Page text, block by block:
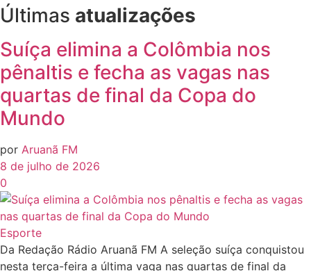
Últimas atualizações
Suíça elimina a Colômbia nos
pênaltis e fecha as vagas nas
quartas de final da Copa do
Mundo
por Aruanã FM
8 de julho de 2026
0
Esporte
Da Redação Rádio Aruanã FM A seleção suíça conquistou
nesta terça-feira a última vaga nas quartas de final da